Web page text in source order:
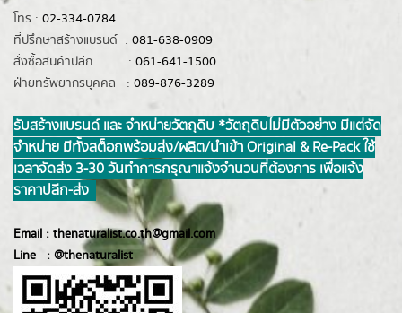
โทร : 02-334-0784
ที่ปรึกษาสร้างแบรนด์ : 081-638-0909
สั่งซื้อสินค้าปลีก : 061-641-1500
ฝ่ายทรัพยากรบุคคล : 089-876-3289
รับสร้างแบรนด์ และ จำหน่ายวัตถุดิบ *วัตถุดิบไม่มีตัวอย่าง มีแต่จัด
จำหน่าย มีทั้งสต็อกพร้อมส่ง/ผลิต/นำเข้า Original & Re-Pack ใช้
เวลาจัดส่ง 3-30 วันทำการ กรุณาแจ้งจำนวนที่ต้องการ เพื่อแจ้ง
ราคาปลีก-ส่ง
Email : thenaturalist.co.th@gmail.com
Line : @thenaturalist